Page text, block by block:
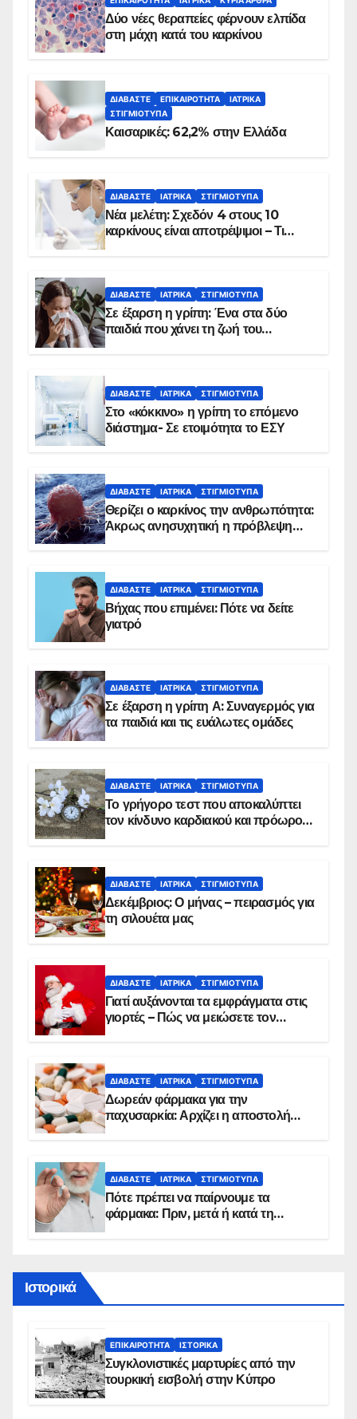
Δύο νέες θεραπείες φέρνουν ελπίδα
στη μάχη κατά του καρκίνου
ΔΙΑΒΆΣΤΕ ΕΠΙΚΑΙΡΌΤΗΤΑ
ΙΑΤΡΙΚΆ
ΣΤΙΓΜΙΌΤΥΠΑ
Καισαρικές: 62,2% στην Ελλάδα
ΔΙΑΒΆΣΤΕ ΙΑΤΡΙΚΆ ΣΤΙΓΜΙΌΤΥΠΑ
Νέα μελέτη: Σχεδόν 4 στους 10
καρκίνους είναι αποτρέψιμοι – Τι
ΔΙΑΒΆΣΤΕ ΙΑΤΡΙΚΆ ΣΤΙΓΜΙΌΤΥΠΑ
Σε έξαρση η γρίπη: Ένα στα δύο
παιδιά που χάνει τη ζωή του
ΔΙΑΒΆΣΤΕ ΙΑΤΡΙΚΆ ΣΤΙΓΜΙΌΤΥΠΑ
Στο «κόκκινο» η γρίπη το επόμενο
διάστημα- Σε ετοιμότητα το ΕΣΥ
ΔΙΑΒΆΣΤΕ ΙΑΤΡΙΚΆ ΣΤΙΓΜΙΌΤΥΠΑ
Θερίζει ο καρκίνος την ανθρωπότητα:
Άκρως ανησυχητική η πρόβλεψη…
ΔΙΑΒΆΣΤΕ ΙΑΤΡΙΚΆ ΣΤΙΓΜΙΌΤΥΠΑ
Βήχας που επιμένει: Πότε να δείτε
γιατρό
ΔΙΑΒΆΣΤΕ ΙΑΤΡΙΚΆ ΣΤΙΓΜΙΌΤΥΠΑ
Σε έξαρση η γρίπη Α: Συναγερμός για
τα παιδιά και τις ευάλωτες ομάδες
ΔΙΑΒΆΣΤΕ ΙΑΤΡΙΚΆ ΣΤΙΓΜΙΌΤΥΠΑ
Το γρήγορο τεστ που αποκαλύπτει
τον κίνδυνο καρδιακού και πρόωρου
ΔΙΑΒΆΣΤΕ ΙΑΤΡΙΚΆ ΣΤΙΓΜΙΌΤΥΠΑ
Δεκέμβριος: Ο μήνας – πειρασμός για
τη σιλουέτα μας
ΔΙΑΒΆΣΤΕ ΙΑΤΡΙΚΆ ΣΤΙΓΜΙΌΤΥΠΑ
Γιατί αυξάνονται τα εμφράγματα στις
γιορτές – Πώς να μειώσετε τον
ΔΙΑΒΆΣΤΕ ΙΑΤΡΙΚΆ ΣΤΙΓΜΙΌΤΥΠΑ
Δωρεάν φάρμακα για την
παχυσαρκία: Αρχίζει η αποστολή
ΔΙΑΒΆΣΤΕ ΙΑΤΡΙΚΆ ΣΤΙΓΜΙΌΤΥΠΑ
Πότε πρέπει να παίρνουμε τα
φάρμακα: Πριν, μετά ή κατά τη
Ιστορικά
ΕΠΙΚΑΙΡΌΤΗΤΑ ΙΣΤΟΡΙΚΆ
Συγκλονιστικές μαρτυρίες από την
τουρκική εισβολή στην Κύπρο